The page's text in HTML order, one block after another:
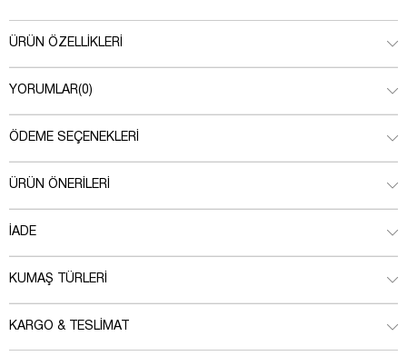
ÜRÜN ÖZELLIKLERI
YORUMLAR(0)
ÖDEME SEÇENEKLERI
ÜRÜN ÖNERILERI
İADE
KUMAŞ TÜRLERI
KARGO & TESLIMAT